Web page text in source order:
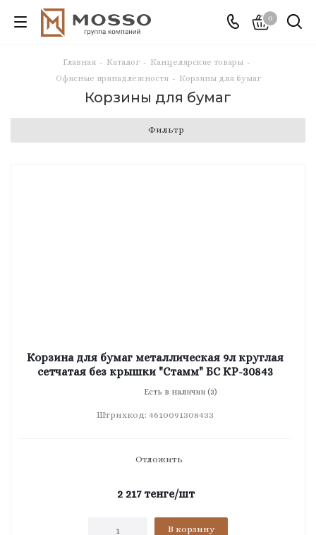
0
Главная - Каталог - Канцелярские товары -
Офисные принадлежности - Корзины для бумаг
Корзины для бумаг
Фильтр
Корзина для бумаг металлическая 9л круглая
сетчатая без крышки "Стамм" БС КР-30843
Есть в наличии (3)
Штрихкод: 4610091308433
Отложить
2 217тенге/шт
В корзину